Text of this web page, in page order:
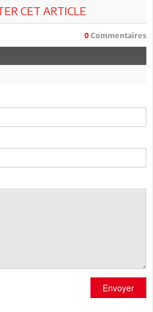
CET ARTICLE
0 Commentaires
Envoyer